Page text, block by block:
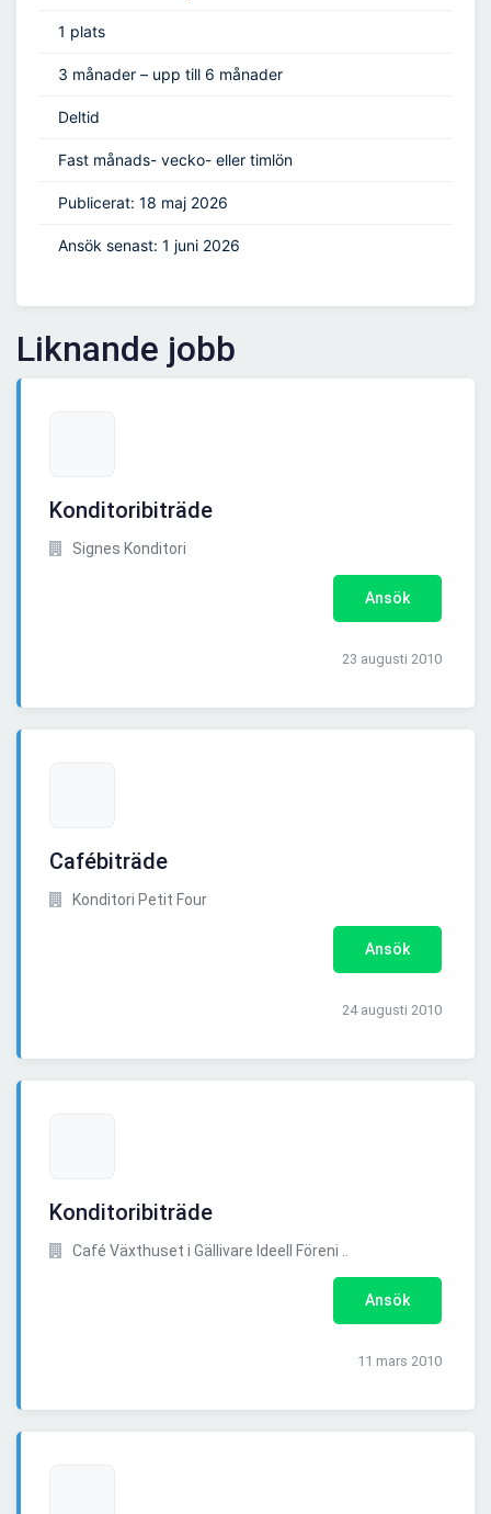
1 plats
3 månader – upp till 6 månader
Deltid
Fast månads- vecko- eller timlön
Publicerat: 18 maj 2026
Ansök senast: 1 juni 2026
Liknande jobb
Konditoribiträde
Signes Konditori
Ansök
23 augusti 2010
Cafébiträde
Konditori Petit Four
Ansök
24 augusti 2010
Konditoribiträde
Café Växthuset i Gällivare Ideell Föreni ..
Ansök
11 mars 2010